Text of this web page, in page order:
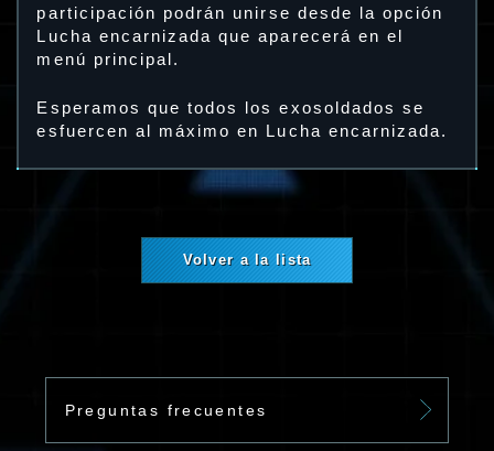
participación podrán unirse desde la opción
Lucha encarnizada que aparecerá en el
menú principal.
Esperamos que todos los exosoldados se
esfuercen al máximo en Lucha encarnizada.
Volver a la lista
Preguntas frecuentes